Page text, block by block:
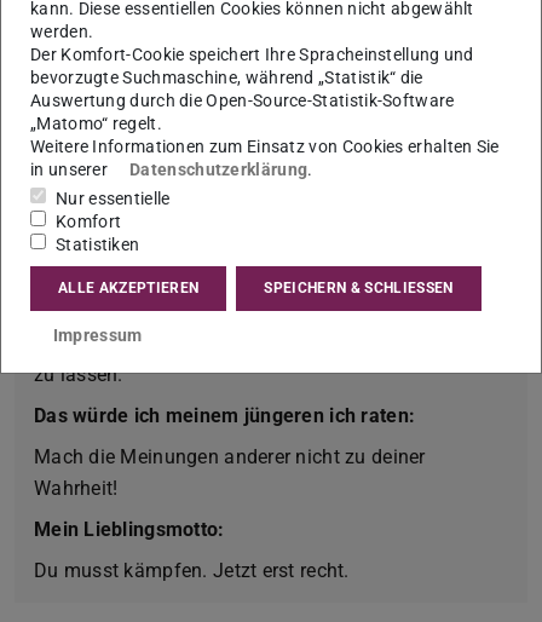
Sammlung in diversen Zeitschriften sowie
Fernsehsendungen vertreten und ich habe einen
eigenen Instagram-Account für meine Sammlung auf
die Beine gestellt. Von Aserbaidschan bis Zypern ist
in meiner Sammlung alles abgedeckt, sodass
sicherlich für jede:n etwas dabei ist. Die Sammlung
wächst stetig weiter und es ist kein Ende in Sicht!
Das macht mich glücklich:
Das unbezahlbare Gefühl in heißen Sommertagen
seine Zeit mit Freunden und Familie zu verbringen
und den Abend bei einem kühlen Getränk ausklingen
zu lassen.
Das würde ich meinem jüngeren ich raten:
Mach die Meinungen anderer nicht zu deiner
Wahrheit!
Mein Lieblingsmotto:
Du musst kämpfen. Jetzt erst recht.
kann. Diese essentiellen Cookies können nicht abgewählt
werden.
Der Komfort-Cookie speichert Ihre Spracheinstellung und
bevorzugte Suchmaschine, während „Statistik“ die
Auswertung durch die Open-Source-Statistik-Software
„Matomo“ regelt.
Weitere Informationen zum Einsatz von Cookies erhalten Sie
in unserer
Datenschutzerklärung.
Nur essentielle
Komfort
Statistiken
ALLE AKZEPTIEREN SPEICHERN & SCHLIESSEN
Impressum